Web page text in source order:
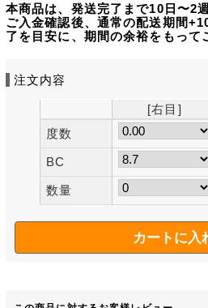
本商品は、発送完了まで10日〜2
ご入金確認後、通常の配送期間
了を目安に、期間の余裕をもって
注文内容
[右目]
度数
BC
数量